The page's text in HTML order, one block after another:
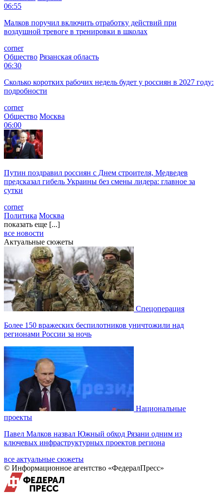
06:55
Малков поручил включить отработку действий при
воздушной тревоге в тренировки в школах
corner
Общество Рязанская область
06:30
Сколько коротких рабочих недель будет у россиян в 2027 году:
подробности
corner
Общество Москва
06:00
Путин поздравил россиян с Днем строителя, Медведев
предсказал гибель Украины без смены лидера: главное за
сутки
corner
Политика Москва
показать еще [...]
все новости
Актуальные сюжеты
Спецоперация
Более 150 вражеских беспилотников уничтожили над
регионами России за ночь
Национальные
проекты
Павел Малков назвал Южный обход Рязани одним из
ключевых инфраструктурных проектов региона
все актуальные сюжеты
© Информационное агентство «ФедералПресс»